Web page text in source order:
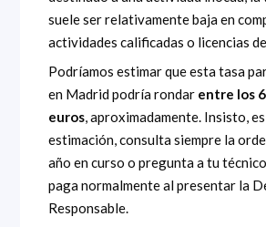
suele ser relativamente baja en
actividades calificadas o licencias
Podríamos estimar que esta tasa
en Madrid podría rondar entre los
euros, aproximadamente. Insisto,
estimación, consulta siempre la
año en curso o pregunta a tu
paga normalmente al presentar la
Responsable.